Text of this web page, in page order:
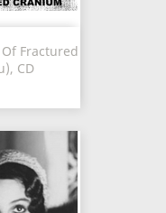
Fractured
CD